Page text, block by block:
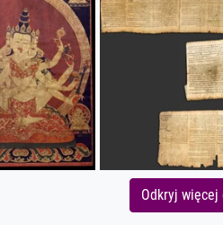
Odkryj więcej